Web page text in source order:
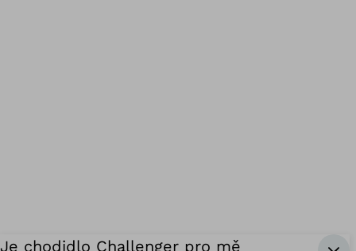
Je chodidlo Challenger pro mě